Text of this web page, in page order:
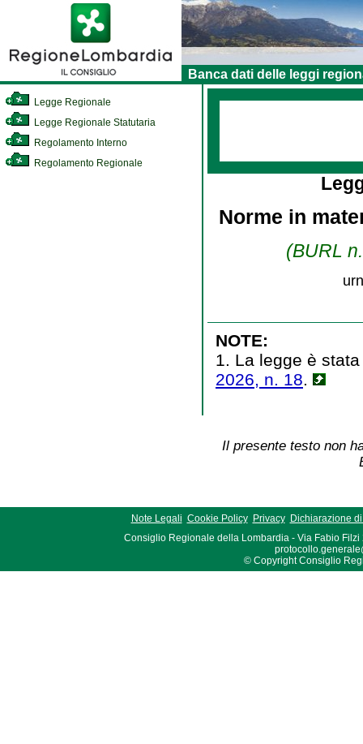
Banca dati delle leggi
Legge Regionale
Legge Regionale Statutaria
Regolamento Interno
Regolamento Regionale
Norme in
(BURL
NOTE:
1. La legge è
2026, n. 18
Il presente testo non
Note Legali Cookie Policy Privacy Dichiarazione
Consiglio Regionale della Lombardia - Via Fabio Filzi
© Copyright Consiglio